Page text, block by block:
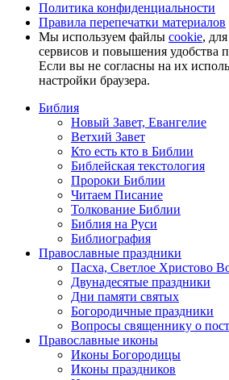
Политика конфиденциальности
Правила перепечатки материалов
Мы используем файлы cookie,
сервисов и повышения удобства
Если вы не согласны на их
настройки браузера.
Библия
Новый Завет, Евангелие
Ветхий Завет
Кто есть кто в Библии
Библейская текстология
Пророки Библии
Читаем Писание
Толкование Библии
Библия на Руси
Библиография
Православные праздники
Пасха, Светлое Христово
Двунадесятые праздники
Дни памяти святых
Богородичные праздники
Вопросы священнику о
Православные иконы
Иконы Богородицы
Иконы праздников